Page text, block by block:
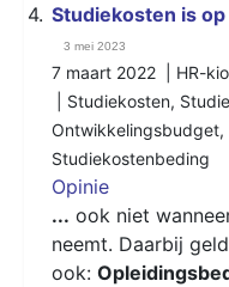
4. Studiekosten is
3 mei 2023
7 maart 2022 | HR-
Studiekosten,
Ontwikkelingsbudget,
Studiekostenbeding
Opinie
... ook niet
neemt. Daarbij
ook: